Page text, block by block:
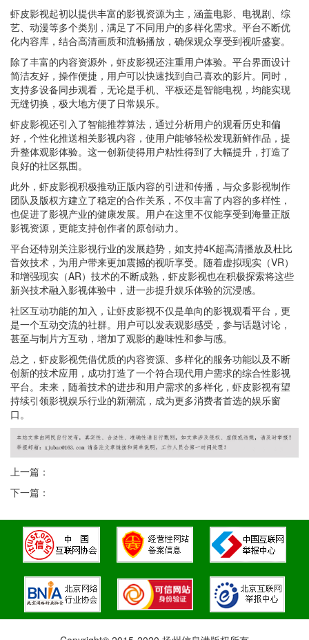
虾皮影视起初以提供丰富的影视资源为主，涵盖电影、电视剧、综
艺、动漫等多个类别，满足了不同用户的多样化需求。平台不断优
化内容库，结合高清画质和流畅播放，确保观众享受到视听盛宴。
除了丰富的内容资源外，虾皮影视还注重用户体验。平台界面设计
简洁友好，操作便捷，用户可以快速找到自己喜欢的影片。同时，
支持多设备同步观看，无论是手机、平板还是智能电视，均能实现
无缝切换，极大地方便了日常娱乐。
虾皮影视还引入了智能推荐算法，通过分析用户的观看历史和偏
好，个性化推送相关影视内容，使用户能够轻松发现新鲜作品，提
升整体观影体验。这一创新使得用户粘性得到了大幅提升，打造了
良好的社区氛围。
此外，虾皮影视积极推动正版内容的引进和传播，与众多影视制作
团队及版权方建立了稳定的合作关系，不仅丰富了内容的多样性，
也促进了影视产业的健康发展。用户在这里不仅能享受到海量正版
影视资源，更能支持创作者的原创动力。
平台还特别关注影视行业的发展趋势，如支持4K超高清播放及杜比
音效技术，为用户带来更加震撼的视听享受。随着虚拟现实（VR）
和增强现实（AR）技术的不断成熟，虾皮影视也在积极探索将这些
新兴技术融入影视体验中，进一步提升娱乐体验的沉浸感。
社区互动功能的加入，让虾皮影视不仅是单向的影视观看平台，更
是一个互动交流的社群。用户可以发表观影感受，参与话题讨论，
甚至与制片方互动，增加了观影的趣味性和参与感。
总之，虾皮影视凭借优质的内容资源、多样化的服务功能以及不断
创新的技术应用，成功打造了一个符合现代用户需求的综合性影视
平台。未来，随着技术的进步和用户需求的多样化，虾皮影视有望
持续引领影视娱乐行业的新潮流，成为更多消费者首选的娱乐窗
口。
上一篇：
下一篇：